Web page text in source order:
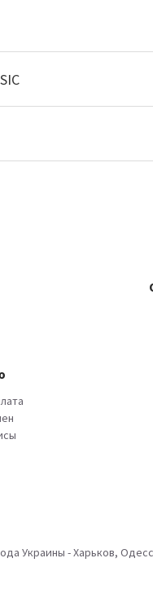
Украины - Харьков,